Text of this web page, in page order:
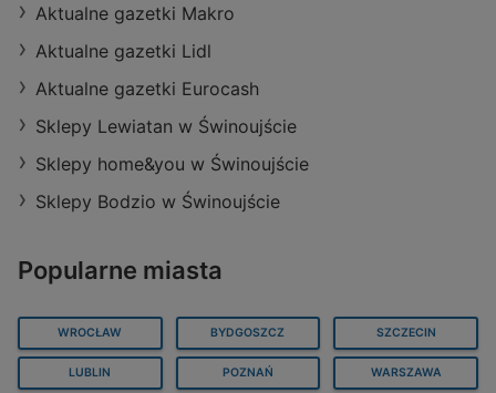
odległość:
oferty:
Aktualne gazetki Makro
Aktualne gazetki Lidl
Aktualne gazetki Eurocash
Sklepy Lewiatan w Świnoujście
Sklepy home&you w Świnoujście
Sklepy Bodzio w Świnoujście
Popularne miasta
WROCŁAW BYDGOSZCZ SZCZECIN
LUBLIN POZNAŃ WARSZAWA